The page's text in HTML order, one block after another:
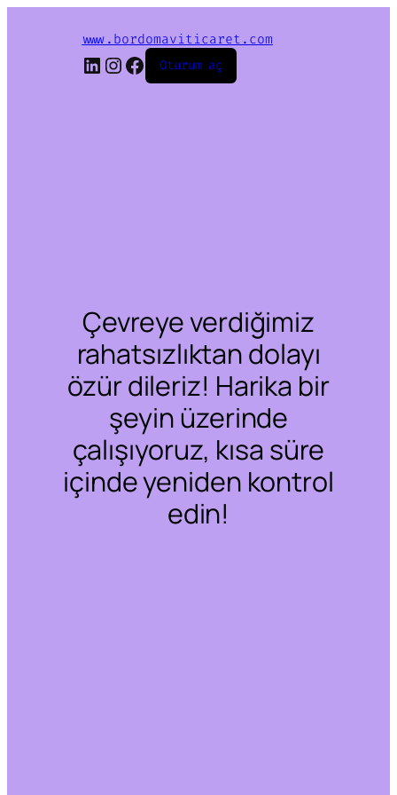
www.bordomaviticaret.com
LinkedIn
Instagram
Facebook
Oturum aç
Çevreye verdiğimiz
rahatsızlıktan dolayı
özür dileriz! Harika bir
şeyin üzerinde
çalışıyoruz, kısa süre
içinde yeniden kontrol
edin!